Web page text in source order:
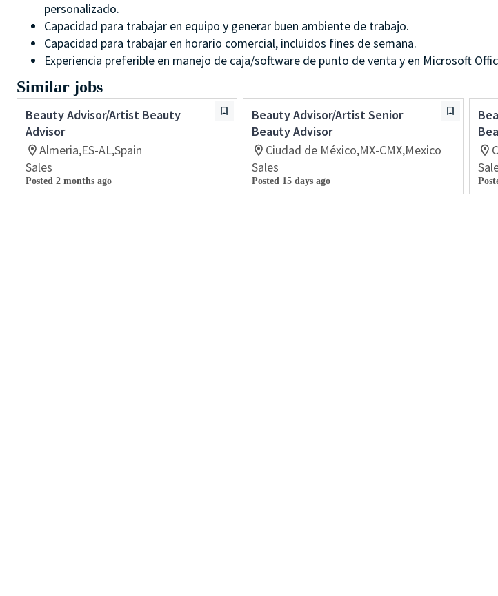
personalizado.
Capacidad para trabajar en equipo y generar buen ambiente de trabajo.
Capacidad para trabajar en horario comercial, incluidos fines de semana.
Experiencia preferible en manejo de caja/software de punto de venta y en Microsoft
Similar jobs
Beauty Advisor/Artist Beauty
Advisor
Almeria,ES-AL,Spain
Sales
Posted 2 months ago
Beauty Advisor/Artist Senior
Beauty Advisor
Ciudad de México,MX-CMX,Mexico
Sales
Posted 15 days ago